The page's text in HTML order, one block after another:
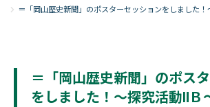
＝「岡山歴史新聞」のポスターセッションをしました！
＝「岡山歴史新聞」のポス
をしました！～探究活動ⅡＢ